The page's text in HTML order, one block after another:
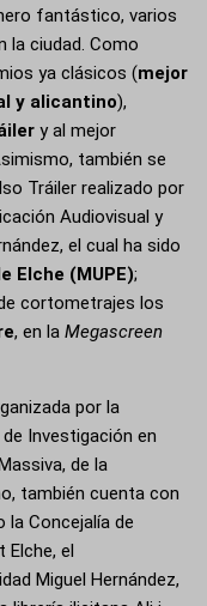
fantástico, varios
la ciudad. Como
ya clásicos (mejor
y alicantino),
y al mejor
también se
Tráiler realizado por
Audiovisual y
el cual ha sido
Elche (MUPE);
cortometrajes los
, en la Megascreen
por la
Investigación en
de la
también cuenta con
la Concejalía de
Elche, el
Miguel Hernández,